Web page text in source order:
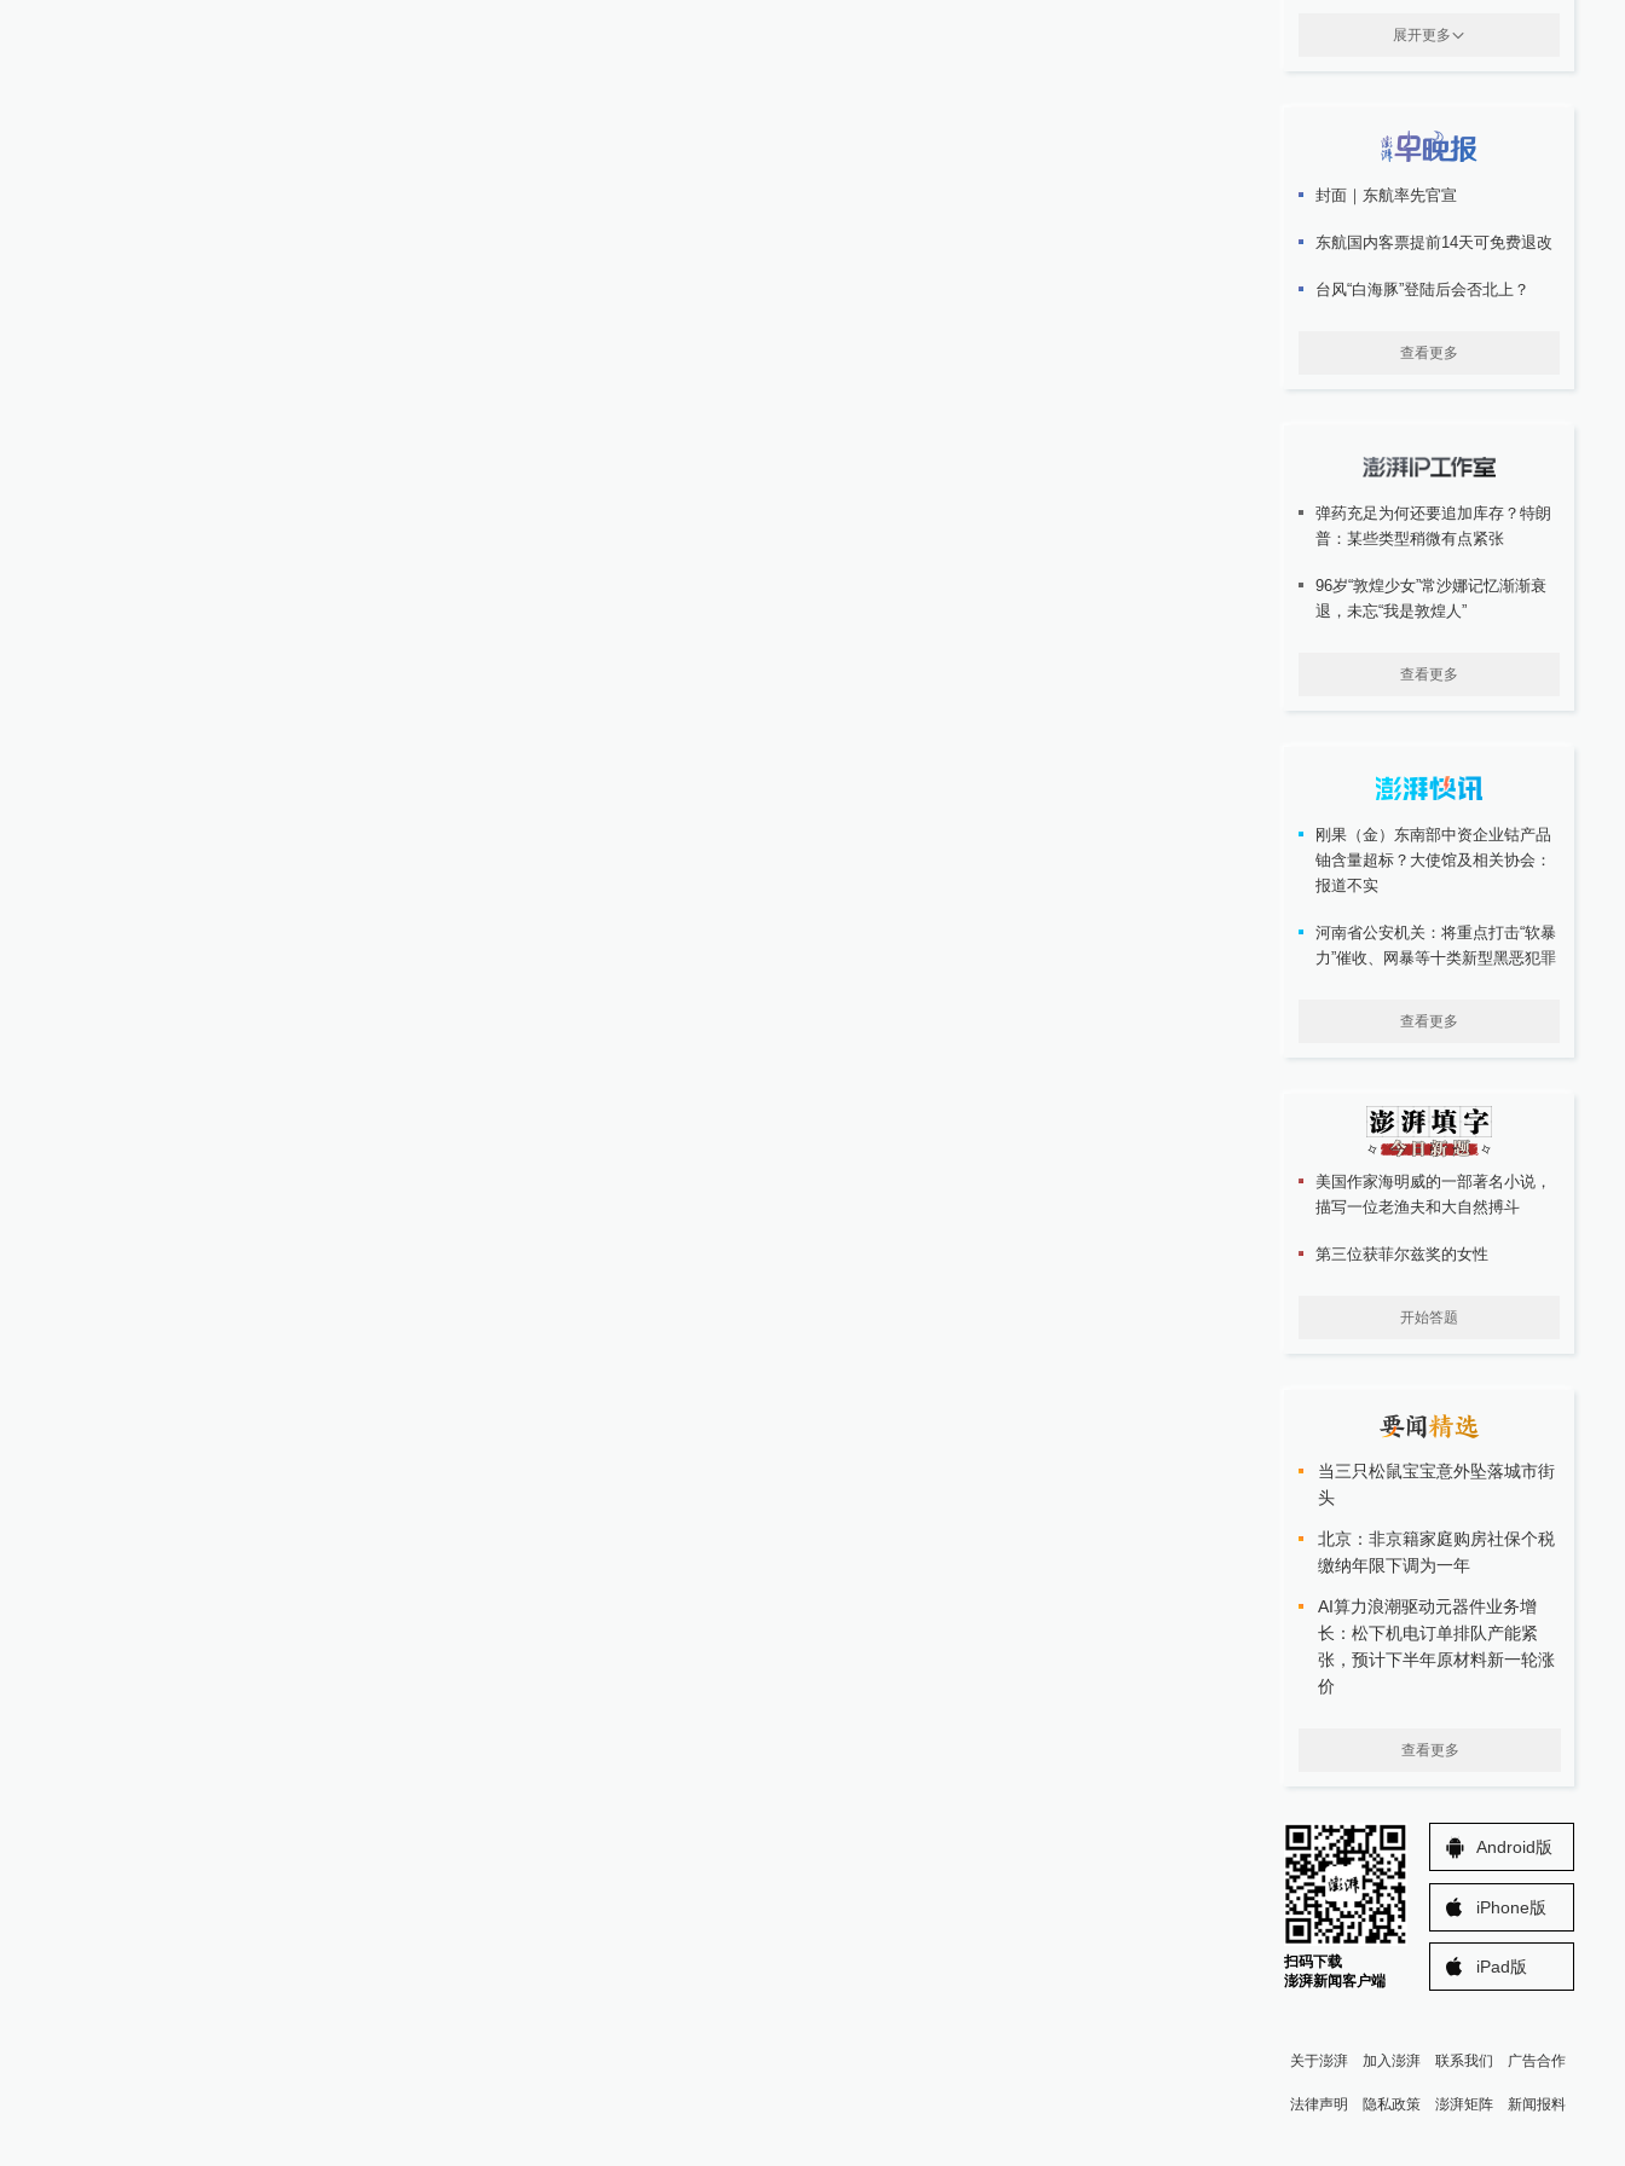
展开更多
封面｜东航率先官宣
东航国内客票提前14天可免费退改
台风“白海豚”登陆后会否北上？
查看更多
弹药充足为何还要追加库存？特朗
普：某些类型稍微有点紧张
96岁“敦煌少女”常沙娜记忆渐渐衰
退，未忘“我是敦煌人”
查看更多
刚果（金）东南部中资企业钴产品
铀含量超标？大使馆及相关协会：
报道不实
河南省公安机关：将重点打击“软暴
力”催收、网暴等十类新型黑恶犯罪
查看更多
美国作家海明威的一部著名小说，
描写一位老渔夫和大自然搏斗
第三位获菲尔兹奖的女性
开始答题
当三只松鼠宝宝意外坠落城市街
头
北京：非京籍家庭购房社保个税
缴纳年限下调为一年
AI算力浪潮驱动元器件业务增
长：松下机电订单排队产能紧
张，预计下半年原材料新一轮涨
价
查看更多
扫码下载
澎湃新闻客户端
Android版
iPhone版
iPad版
关于澎湃 加入澎湃 联系我们 广告合作
法律声明 隐私政策 澎湃矩阵 新闻报料